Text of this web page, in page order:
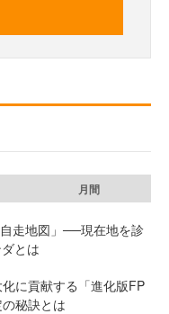
月間
走地図」──現在地を診
とは
に貢献する「進化版FP
秘訣とは